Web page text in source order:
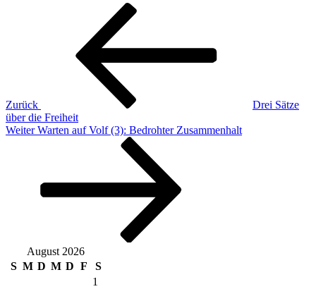
Beitragsnavigation
Zurück
Drei Sätze
über die Freiheit
Nächster
Weiter Warten auf Volf (3): Bedrohter Zusammenhalt
August 2026
S M D M D F
S
1